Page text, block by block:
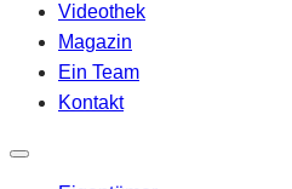
Videothek
Magazin
Ein Team
Kontakt